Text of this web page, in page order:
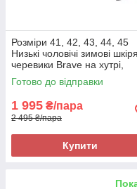
Розміри 41, 42, 43, 44, 45
Низькі чоловічі зимові
черевики Brave на хутрі,
чорні, повнорозмірні
Готово до відправки
1 995 ₴/пара
2 495 ₴/пара
Купити